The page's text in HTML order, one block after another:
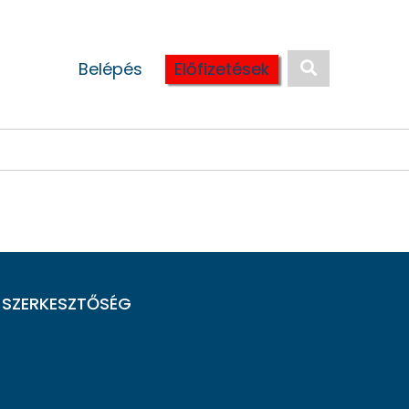
Belépés Előfizetések
SZERKESZTŐSÉG